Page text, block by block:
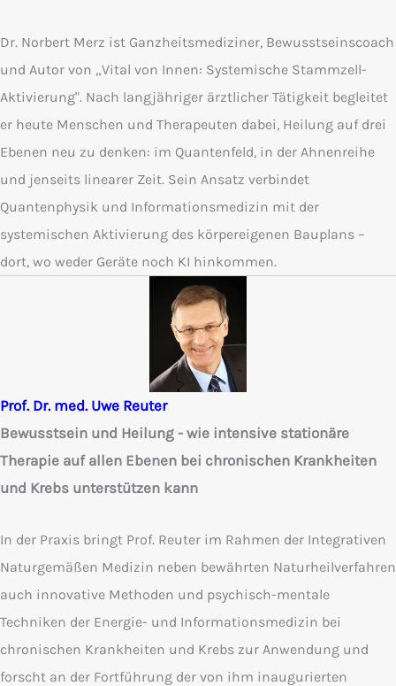
Dr. Norbert Merz ist Ganzheitsmediziner, Bewusstseinscoach
und Autor von „Vital von Innen: Systemische Stammzell-
Aktivierung". Nach langjähriger ärztlicher Tätigkeit begleitet
er heute Menschen und Therapeuten dabei, Heilung auf drei
Ebenen neu zu denken: im Quantenfeld, in der Ahnenreihe
und jenseits linearer Zeit. Sein Ansatz verbindet
Quantenphysik und Informationsmedizin mit der
systemischen Aktivierung des körpereigenen Bauplans –
dort, wo weder Geräte noch KI hinkommen.
Prof. Dr. med. Uwe Reuter
Bewusstsein und Heilung - wie intensive stationäre
Therapie auf allen Ebenen bei chronischen Krankheiten
und Krebs unterstützen kann
In der Praxis bringt Prof. Reuter im Rahmen der Integrativen
Naturgemäßen Medizin neben bewährten Naturheilverfahren
auch innovative Methoden und psychisch-mentale
Techniken der Energie- und Informationsmedizin bei
chronischen Krankheiten und Krebs zur Anwendung und
forscht an der Fortführung der von ihm inaugurierten